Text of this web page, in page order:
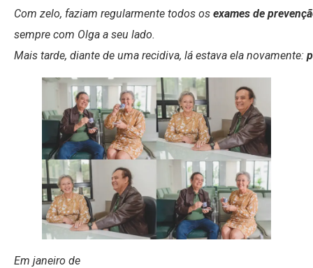
Com zelo, faziam regularmente todos os exames de
sempre com Olga a seu lado.
Mais tarde, diante de uma recidiva, lá estava ela novamente:
Em janeiro de